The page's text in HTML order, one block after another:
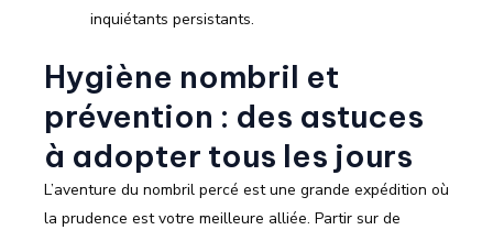
inquiétants persistants.
Hygiène nombril et
prévention : des astuces
à adopter tous les jours
L’aventure du nombril percé est une grande expédition où
la prudence est votre meilleure alliée. Partir sur de